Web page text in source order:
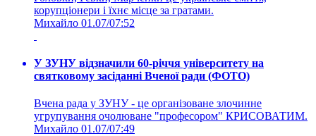
корупціонери і їхнє місце за гратами.
Михайло 01.07/07:52
У ЗУНУ відзначили 60-річчя університету на
святковому засіданні Вченої ради (ФОТО)
Вчена рада у ЗУНУ - це організоване злочинне
угрупування очолюване "професором" КРИСОВАТИМ.
Михайло 01.07/07:49